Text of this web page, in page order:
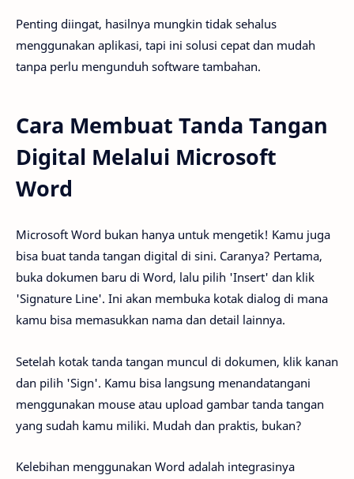
Penting diingat, hasilnya mungkin tidak sehalus
menggunakan aplikasi, tapi ini solusi cepat dan mudah
tanpa perlu mengunduh software tambahan.
Cara Membuat Tanda Tangan
Digital Melalui Microsoft
Word
Microsoft Word bukan hanya untuk mengetik! Kamu juga
bisa buat tanda tangan digital di sini. Caranya? Pertama,
buka dokumen baru di Word, lalu pilih 'Insert' dan klik
'Signature Line'. Ini akan membuka kotak dialog di mana
kamu bisa memasukkan nama dan detail lainnya.
Setelah kotak tanda tangan muncul di dokumen, klik kanan
dan pilih 'Sign'. Kamu bisa langsung menandatangani
menggunakan mouse atau upload gambar tanda tangan
yang sudah kamu miliki. Mudah dan praktis, bukan?
Kelebihan menggunakan Word adalah integrasinya